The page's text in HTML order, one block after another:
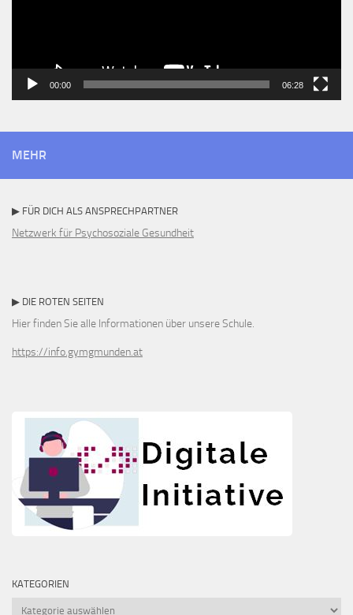
00:00 06:28
MEHR
▶ FÜR DICH ALS ANSPRECHPARTNER
Netzwerk für Psychosoziale Gesundheit
▶ DIE ROTEN SEITEN
Hier finden Sie alle Informationen über unsere Schule.
https://info.gymgmunden.at
KATEGORIEN
Kategorien